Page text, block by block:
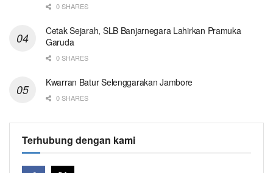
0 SHARES
Cetak Sejarah, SLB Banjarnegara Lahirkan Pramuka
Garuda
0 SHARES
Kwarran Batur Selenggarakan Jambore
0 SHARES
Terhubung dengan kami